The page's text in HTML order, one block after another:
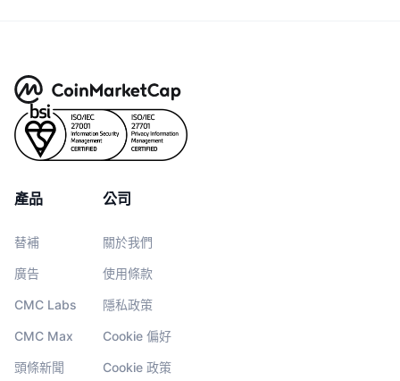
產品
替補
廣告
CMC Labs
CMC Max
頭條新聞
公司
關於我們
使用條款
隱私政策
Cookie 偏好
Cookie 政策